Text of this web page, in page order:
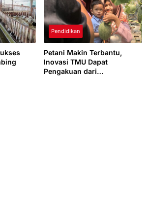
Pendidikan
Petani Makin Terbantu,
Inovasi TMU Dapat
Pengakuan dari